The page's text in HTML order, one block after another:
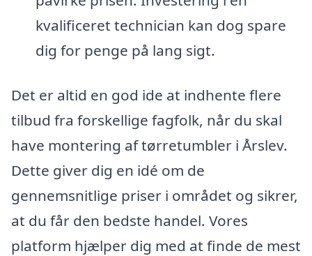
kvalificeret technician kan dog spare
dig for penge på lang sigt.
Det er altid en god ide at indhente flere
tilbud fra forskellige fagfolk, når du skal
have montering af tørretumbler i Årslev.
Dette giver dig en idé om de
gennemsnitlige priser i området og sikrer,
at du får den bedste handel. Vores
platform hjælper dig med at finde de mest